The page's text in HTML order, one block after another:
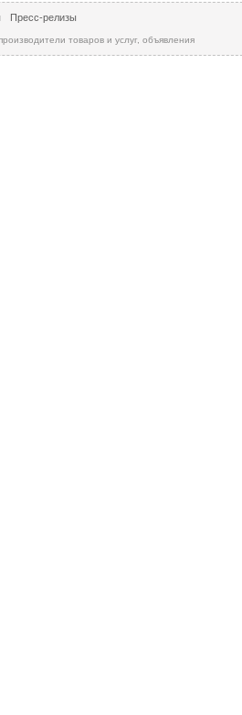
Пресс-релизы
товаров и услуг, объявления